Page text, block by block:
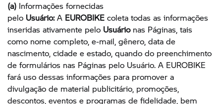
(a) Informações fornecidas
pelo Usuário:A EUROBIKE coleta todas as informações
inseridas ativamente pelo Usuárionas Páginas, tais
como nome completo, e-mail, gênero, data de
nascimento, cidade e estado, quando do preenchimento
de formulários nas Páginas pelo Usuário. A EUROBIKE
fará uso dessas informações para promover a
divulgação de material publicitário, promoções,
descontos, eventos e programas de fidelidade, bem